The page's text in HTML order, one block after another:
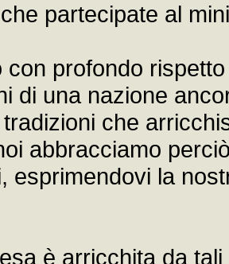
partecipate al
con profondo
di una nazione
che
abbracciamo
esprimendovi la
è arricchita da